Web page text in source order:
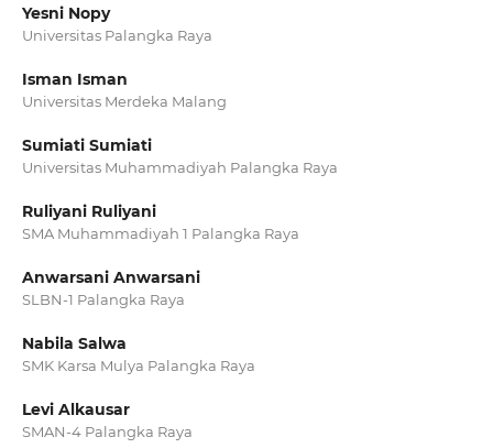
Yesni Nopy
Universitas Palangka Raya
Isman Isman
Universitas Merdeka Malang
Sumiati Sumiati
Universitas Muhammadiyah Palangka Raya
Ruliyani Ruliyani
SMA Muhammadiyah 1 Palangka Raya
Anwarsani Anwarsani
SLBN-1 Palangka Raya
Nabila Salwa
SMK Karsa Mulya Palangka Raya
Levi Alkausar
SMAN-4 Palangka Raya